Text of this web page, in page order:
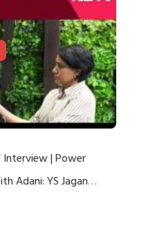
Interview | Power
Adani: YS Jagan